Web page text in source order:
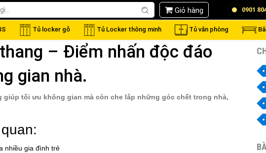
Giỏ hàng 0901
Tủ locker gỗ Tủ Locker thông minh Tủ văn phòng
– Điểm nhấn độc đáo
gian nhà.
giúp tối ưu không gian mà còn che lắp những góc chết trong nhà,
nhiều gia đình trẻ